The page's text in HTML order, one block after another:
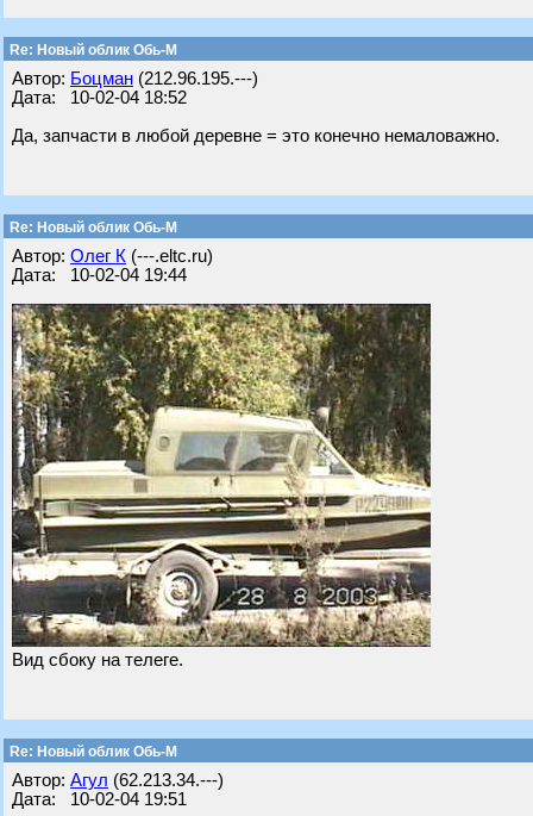
Re: Новый облик Обь-М
Автор: Боцман (212.96.195.---)
Дата: 10-02-04 18:52
Да, запчасти в любой деревне = это конечно немаловажно.
Re: Новый облик Обь-М
Автор: Олег К (---.eltc.ru)
Дата: 10-02-04 19:44
Вид сбоку на телеге.
Re: Новый облик Обь-М
Автор: Агул (62.213.34.---)
Дата: 10-02-04 19:51